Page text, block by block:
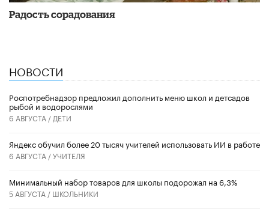
Радость сорадования
НОВОСТИ
Роспотребнадзор предложил дополнить меню школ и детсадов
рыбой и водорослями
6 АВГУСТА / ДЕТИ
​Яндекс обучил более 20 тысяч учителей использовать ИИ в работе
6 АВГУСТА /УЧИТЕЛЯ
Минимальный набор товаров для школы подорожал на 6,3%
5 АВГУСТА / ШКОЛЬНИКИ